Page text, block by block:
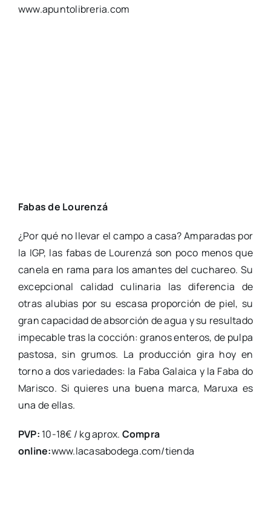
www.apuntolibreria.com
Fabas de Lourenzá
¿Por qué no llevar el campo a casa? Amparadas por
la IGP, las fabas de Lourenzá son poco menos que
canela en rama para los amantes del cuchareo. Su
excepcional calidad culinaria las diferencia de
otras alubias por su escasa proporción de piel, su
gran capacidad de absorción de agua y su resultado
impecable tras la cocción: granos enteros, de pulpa
pastosa, sin grumos. La producción gira hoy en
torno a dos variedades: la Faba Galaica y la Faba do
Marisco. Si quieres una buena marca, Maruxa es
una de ellas.
PVP: 10-18€ / kg aprox. Compra
online:www.lacasabodega.com/tienda